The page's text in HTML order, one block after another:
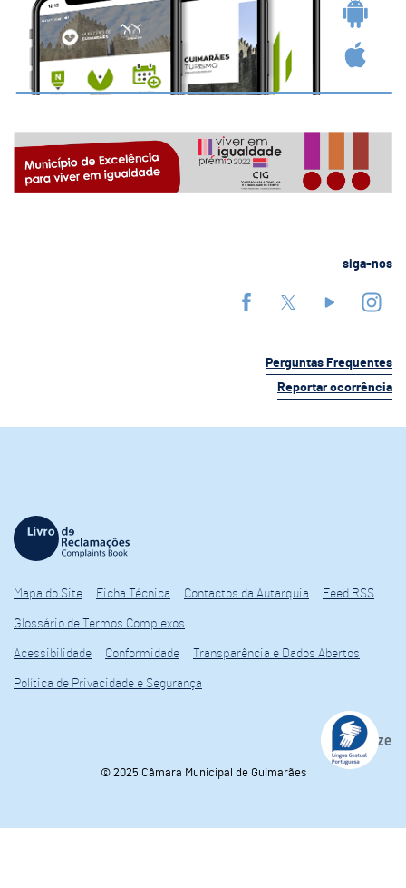
siga-nos
Perguntas Frequentes
Reportar ocorrência
Mapa do Site Ficha Técnica Contactos da Autarquia Feed RSS
Glossário de Termos Complexos
Acessibilidade Conformidade Transparência e Dados Abertos
Política de Privacidade e Segurança
© 2025 Câmara Municipal de Guimarães